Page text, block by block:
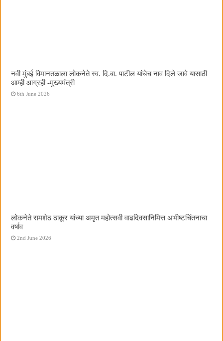
नवी मुंबई विमानतळाला लोकनेते स्व. दि.बा. पाटील यांचेच नाव दिले जावे यासाठी
आम्ही आग्रही -मुख्यमंत्री
6th June 2026
लोकनेते रामशेठ ठाकूर यांच्या अमृत महोत्सवी वाढदिवसानिमित्त अभीष्टचिंतनाचा
वर्षाव
2nd June 2026